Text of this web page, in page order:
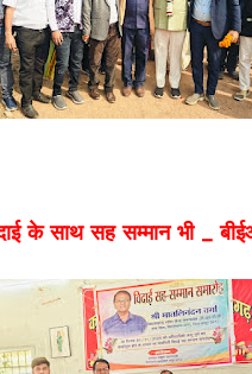
के साथ सह सम्मान भी _